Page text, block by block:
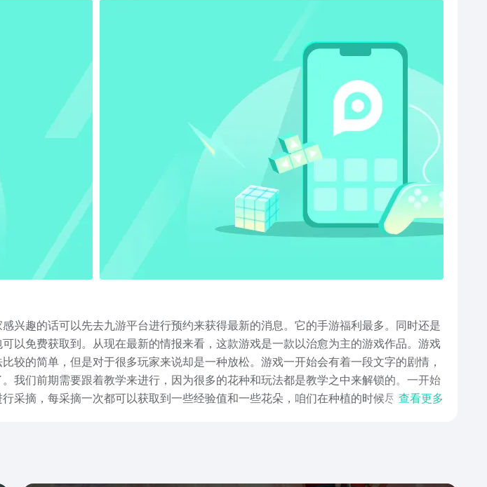
兴趣的话可以先去九游平台进行预约来获得最新的消息。它的手游福利最多。同时还是
以免费获取到。从现在最新的情报来看，这款游戏是一款以治愈为主的游戏作品。游戏
的简单，但是对于很多玩家来说却是一种放松。游戏一开始会有着一段文字的剧情，
我们前期需要跟着教学来进行，因为很多的花种和玩法都是教学之中来解锁的。一开始
采摘，每采摘一次都可以获取到一些经验值和一些花朵，咱们在种植的时候尽量选择任
查看更多